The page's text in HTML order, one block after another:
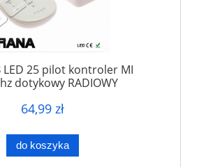
LED 25 pilot kontroler MI
dotykowy RADIOWY
64,99 zł
do koszyka